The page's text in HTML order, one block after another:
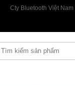
Cty Bluetooth Việt Nam